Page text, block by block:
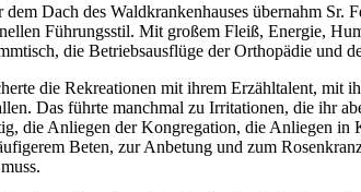
Dach des Waldkrankenhauses übernahm Sr.
Führungsstil. Mit großem Fleiß, Energie,
die Betriebsausflüge der Orthopädie
die Rekreationen mit ihrem Erzähltalent,
Das führte manchmal zu Irritationen, die ihr
die Anliegen der Kongregation, die Anliegen
Beten, zur Anbetung und zum